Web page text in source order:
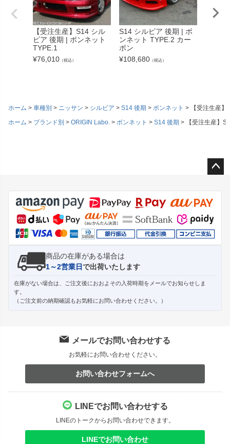
【受注生産】S14 シル
ビア 後期 | ボンネット
TYPE.1
¥76,010 （税込）
S14 シルビア 後期 | ボ
ンネット TYPE.2 カー
ボン
¥108,680 （税込）
ホーム 車種別 ニッサン シルビア S14 後期 ボンネット
【受注生産
ホーム
ブランド別 ORIGIN Labo. ボンネット S14 後期 【受注生産】
ジト
ップ
へ
商品の在庫がある場合は
1～2営業日で出荷いたします
在庫がない場合は、ご注文後におおよその入荷時期をメールでお知らせしま
す。
（ご注文前の納期確認もお気軽にお問い合わせください。）
メールでお問い合わせする
お気軽にお問い合わせください。
お問い合わせフォームへ
LINEでお問い合わせする
LINEのトークからお問い合わせできます。
LINEでお問い合わせ